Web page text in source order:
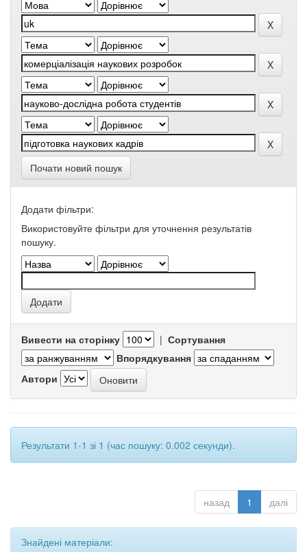
Почати новий пошук
Додати фільтри:
Використовуйте фільтри для уточнення результатів
пошуку.
Вивести на сторінку | Сортування
Впорядкування
Автори
Результати 1-1 зі 1 (час пошуку: 0.002 секунди).
назад 1 далі
Знайдені матеріали: